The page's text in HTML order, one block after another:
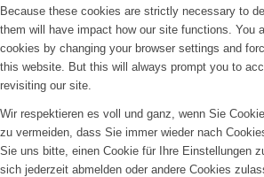
Because these cookies are strictly necessary to
them will have impact how our site functions. You
cookies by changing your browser settings and
this website. But this will always prompt you to
revisiting our site.
Wir respektieren es voll und ganz, wenn Sie
zu vermeiden, dass Sie immer wieder nach
Sie uns bitte, einen Cookie für Ihre Einstellungen
sich jederzeit abmelden oder andere Cookies